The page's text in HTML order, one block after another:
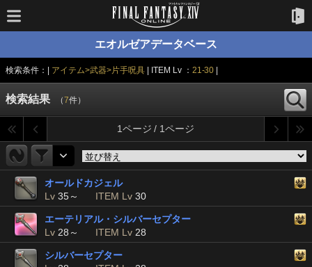
エオルゼアデータベース
検索条件：| アイテム>武器>片手呪具 | ITEM Lv ： 21-30
検索結果 （7件）
1ページ / 1ページ
オールドカジェル
Lv 35～ ITEM Lv 30
エーテリアル・シルバーセプター
Lv 28～ ITEM Lv 28
シルバーセプター